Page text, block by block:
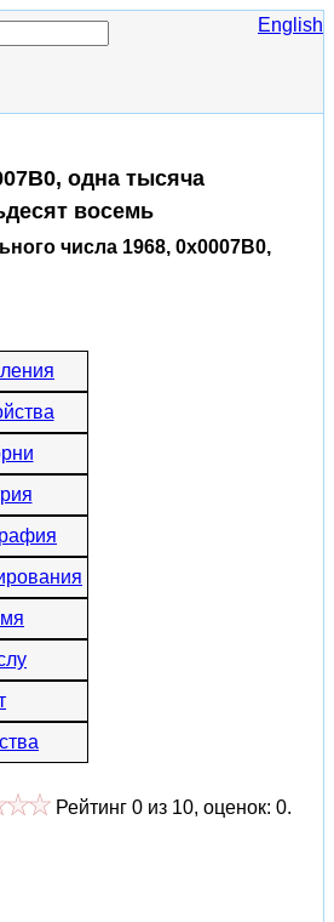
English
одна тысяча
восемь
числа 1968, 0x0007B0,
Рейтинг 0 из 10, оценок: 0.